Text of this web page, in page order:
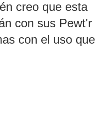
creo que esta
con sus Pewt'r
con el uso que